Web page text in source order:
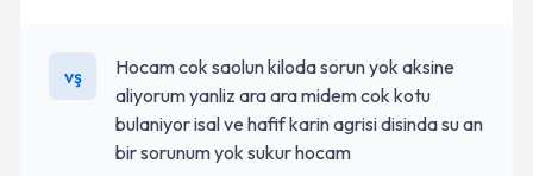
vş
Hocam cok saolun kiloda sorun yok aksine
aliyorum yanliz ara ara midem cok kotu
bulaniyor isal ve hafif karin agrisi disinda su an
bir sorunum yok sukur hocam